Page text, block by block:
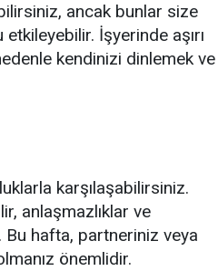
ancak bunlar size
İşyerinde aşırı
kendinizi dinlemek ve
karşılaşabilirsiniz.
anlaşmazlıklar ve
Bu hafta, partneriniz veya
önemlidir.